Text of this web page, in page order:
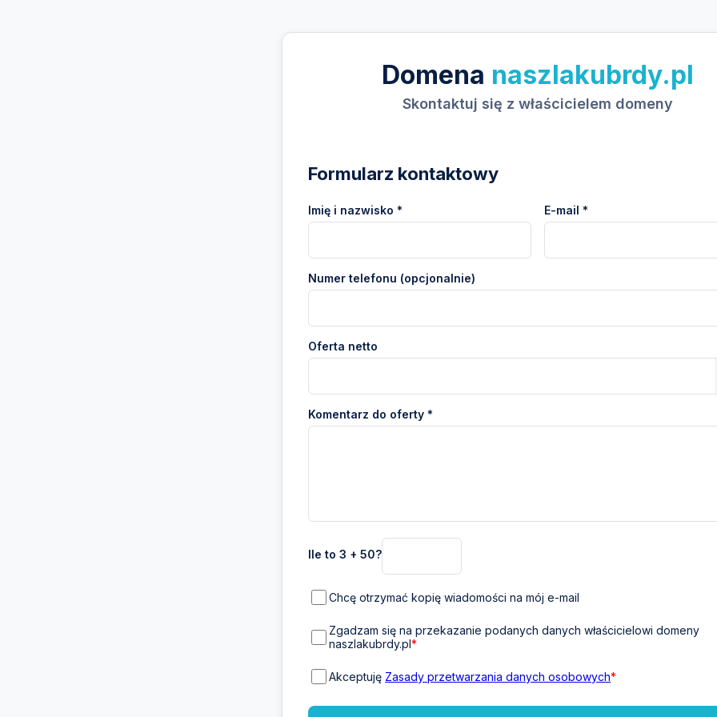
Domena naszlakubrdy.pl
Skontaktuj się z właścicielem domeny
Formularz kontaktowy
Imię i nazwisko * E-mail *
Numer telefonu (opcjonalnie)
Oferta netto
Komentarz do oferty *
Ile to 3 + 50?
Chcę otrzymać kopię wiadomości na mój e-mail
Zgadzam się na przekazanie podanych danych właścicielowi domeny
naszlakubrdy.pl*
Akceptuję Zasady przetwarzania danych osobowych*